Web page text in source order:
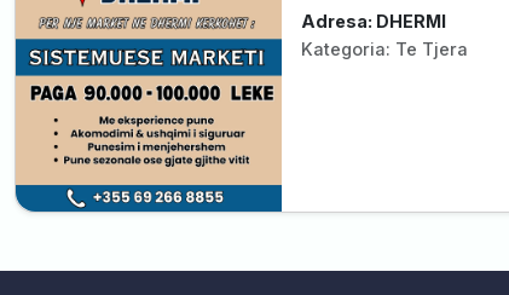
Adresa: DHERMI
Kategoria: Te Tjera